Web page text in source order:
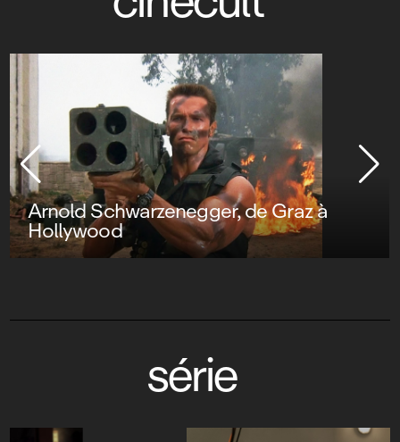
Arnold Schwarzenegger, de Graz à
Hollywood
série